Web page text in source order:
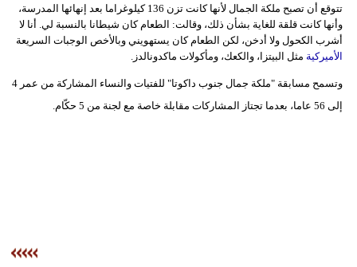
تتوقع أن تصبح ملكة الجمال لأنها كانت تزن 136 كيلوغراما بعد إنهائها المدرسة،
وأنها كانت قلقة للغاية بشأن ذلك، وقالت: الطعام كان شيطانا بالنسبة لي. أنا لا
أشرب الكحول ولا أدخن، لكن الطعام كان يستهويني وبالأخص الوجبات السريعة
الأميركية مثل البيتزا، والكعك، ومأكولات ماكدونالدز.
وتسمح مسابقة "ملكة جمال جنوب داكوتا" للفتيات والنساء المشاركة من عمر 4
إلى 56 عاما، بعدما تجتاز المشاركات مقابلة خاصة مع لجنة من 5 حكّام.